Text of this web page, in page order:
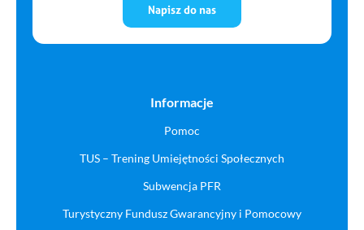
Napisz do nas
Informacje
Pomoc
TUS – Trening Umiejętności Społecznych
Subwencja PFR
Turystyczny Fundusz Gwarancyjny i Pomocowy